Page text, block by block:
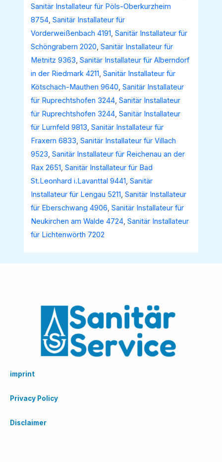
Sanitär Installateur für Pöls-Oberkurzheim
8754,Sanitär Installateur für
Vorderweißenbach 4191,Sanitär Installateur für
Schöngrabern 2020,Sanitär Installateur für
Metnitz 9363,Sanitär Installateur für Alberndorf
in der Riedmark 4211,Sanitär Installateur für
Kötschach-Mauthen 9640,Sanitär Installateur
für Ruprechtshofen 3244,Sanitär Installateur
für Ruprechtshofen 3244,Sanitär Installateur
für Lurnfeld 9813,Sanitär Installateur für
Fraxern 6833,Sanitär Installateur für Villach
9523,Sanitär Installateur für Reichenau an der
Rax 2651,Sanitär Installateur für Bad
St.Leonhard i.Lavanttal 9441,Sanitär
Installateur für Lengau 5211,Sanitär Installateur
für Eberschwang 4906,Sanitär Installateur für
Neukirchen am Walde 4724,Sanitär Installateur
für Lichtenwörth 7202
imprint
Privacy Policy
Disclaimer